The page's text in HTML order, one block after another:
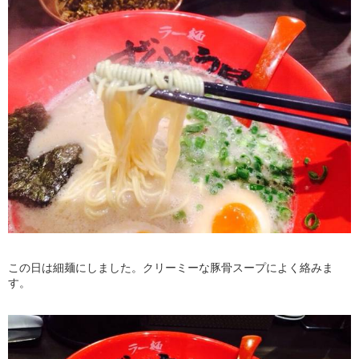
この日は細麺にしました。クリーミーな豚骨スープによく絡みま
す。